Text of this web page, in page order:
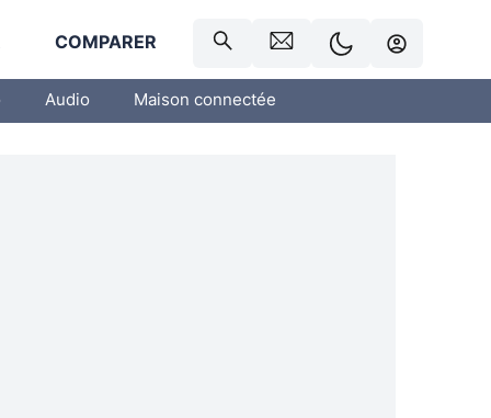
COMPARER
Audio Maison connectée